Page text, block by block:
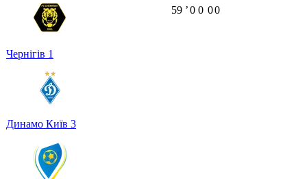
Чернігів 1
Динамо Київ 3
59 ʼ0 0 00